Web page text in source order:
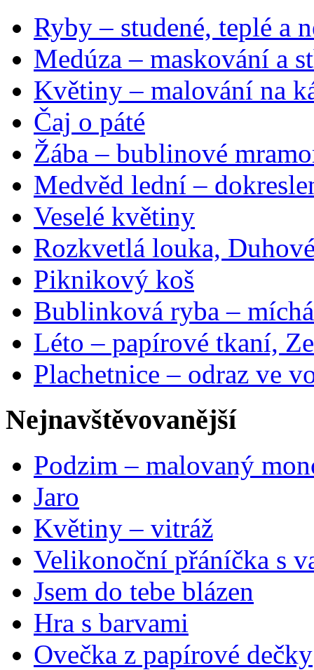
Ryby – studené, teplé a
Medúza – maskování a
Květiny – malování na
Čaj o páté
Žába – bublinové
Medvěd lední –
Veselé květiny
Rozkvetlá louka,
Piknikový koš
Bublinková ryba –
Léto – papírové tkaní,
Plachetnice – odraz ve
Nejnavštěvovanější
Podzim – malovaný
Jaro
Květiny – vitráž
Velikonoční přáníčka s
Jsem do tebe blázen
Hra s barvami
Ovečka z papírové dečky